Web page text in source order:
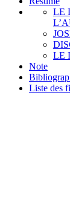
LE
LE
Note
Liste des